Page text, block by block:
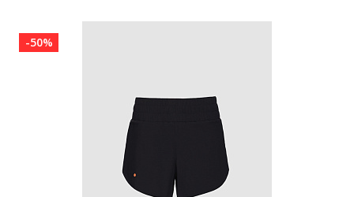
-50%